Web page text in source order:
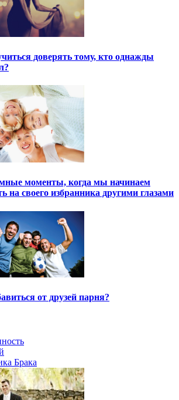
доверять тому, кто однажды
моменты, когда мы начинаем
на своего избранника другими глазами
от друзей парня?
Брака